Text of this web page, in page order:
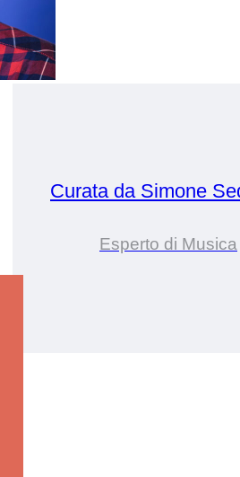
Curata da Simone
Esperto di Musica